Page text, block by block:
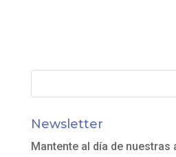
Newsletter
Mantente al día de nuestras